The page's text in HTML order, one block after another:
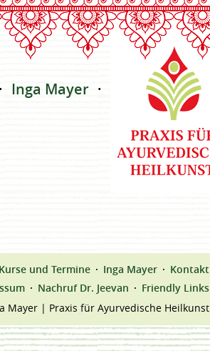
Inga Mayer Kontakt
Kurse und Termine Inga Mayer
Kontakt
Nachruf Dr. Jeevan
Friendly Links
Mayer | Praxis für Ayurvedische Heilkunst